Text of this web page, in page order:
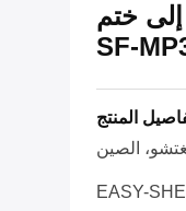
ختم
المنتج
الصين
EASY-